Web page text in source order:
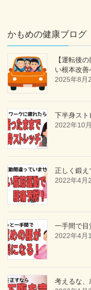
かもめの健康ブログ
【運転後
い根本改善
2025年8月
下半身ス
2022年10
正しく鍛え
2022年4月
一手間で目
2022年4月
考えるな、